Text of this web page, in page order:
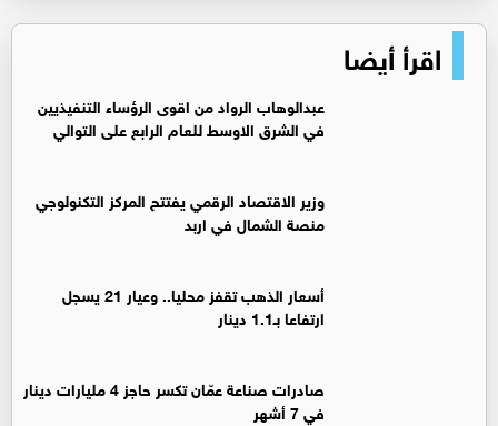
اقرأ أيضا
عبدالوهاب الرواد من اقوى الرؤساء التنفيذيين
في الشرق الاوسط للعام الرابع على التوالي
وزير الاقتصاد الرقمي يفتتح المركز التكنولوجي
منصة الشمال في اربد
أسعار الذهب تقفز محليا.. وعيار 21 يسجل
ارتفاعا بـ1.1 دينار
صادرات صناعة عمّان تكسر حاجز 4 مليارات دينار
في 7 أشهر